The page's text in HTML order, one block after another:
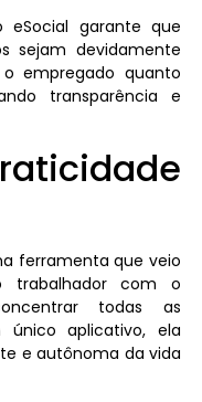
garante que
sejam devidamente
empregado quanto
transparência e
ferramenta que veio
trabalhador com o
todas as
aplicativo, ela
e autônoma da vida